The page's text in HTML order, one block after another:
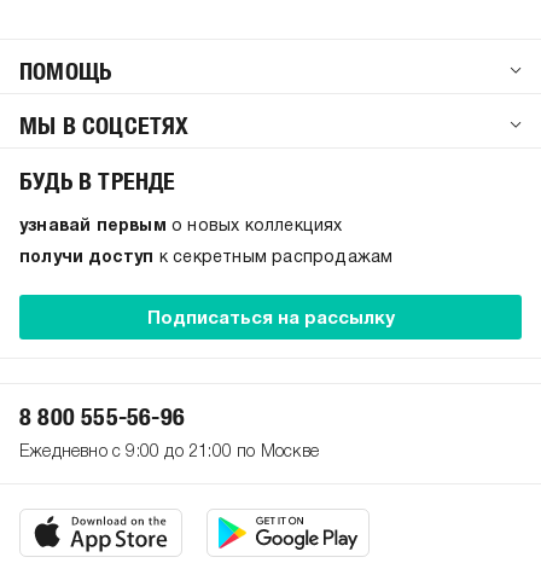
ПОМОЩЬ
МЫ В СОЦСЕТЯХ
БУДЬ В ТРЕНДЕ
узнавай первым о новых коллекциях
получи доступ
к секретным распродажам
Подписаться на рассылку
8 800 555-56-96
Ежедневно с 9:00 до 21:00 по Москве